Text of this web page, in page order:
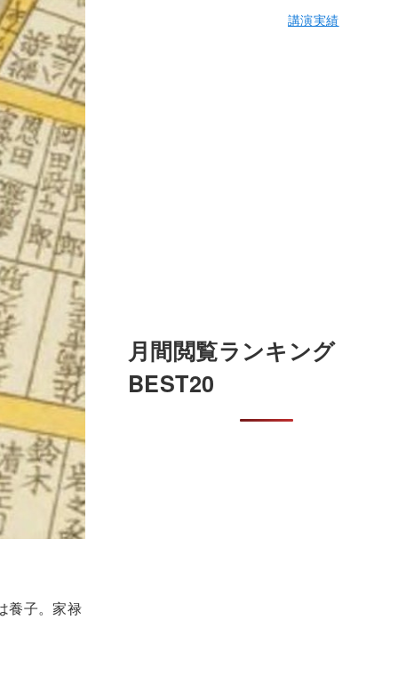
養子。家禄
講演実績
月間閲覧ランキング
BEST20